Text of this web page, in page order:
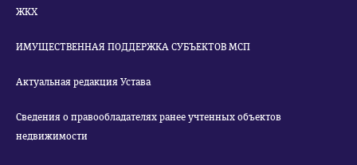
ЖКХ
ИМУЩЕСТВЕННАЯ ПОДДЕРЖКА СУБЪЕКТОВ МСП
Актуальная редакция Устава
Сведения о правообладателях ранее учтенных объектов
недвижимости